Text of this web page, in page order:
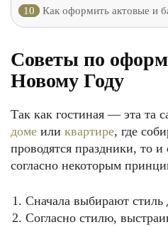
10
Как оформить актовые и
Советы по
Новому Году
Так как гостиная — эта та
доме или квартире, где
проводятся праздники, то и
согласно некоторым
Сначала выбирают стиль
Согласно стилю,